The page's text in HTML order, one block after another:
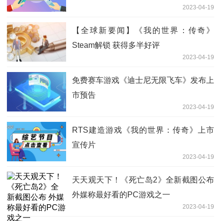
2023-04-19
【全球新要闻】《我的世界：传奇》
Steam解锁 获得多半好评
2023-04-19
免费赛车游戏《迪士尼无限飞车》发布上
市预告
2023-04-19
RTS建造游戏《我的世界：传奇》上市
宣传片
2023-04-19
天天观天下！《死亡岛2》全新截图公布
外媒称最好看的PC游戏之一
2023-04-19